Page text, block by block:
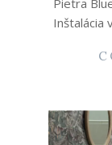
Pietra
Inštalácia